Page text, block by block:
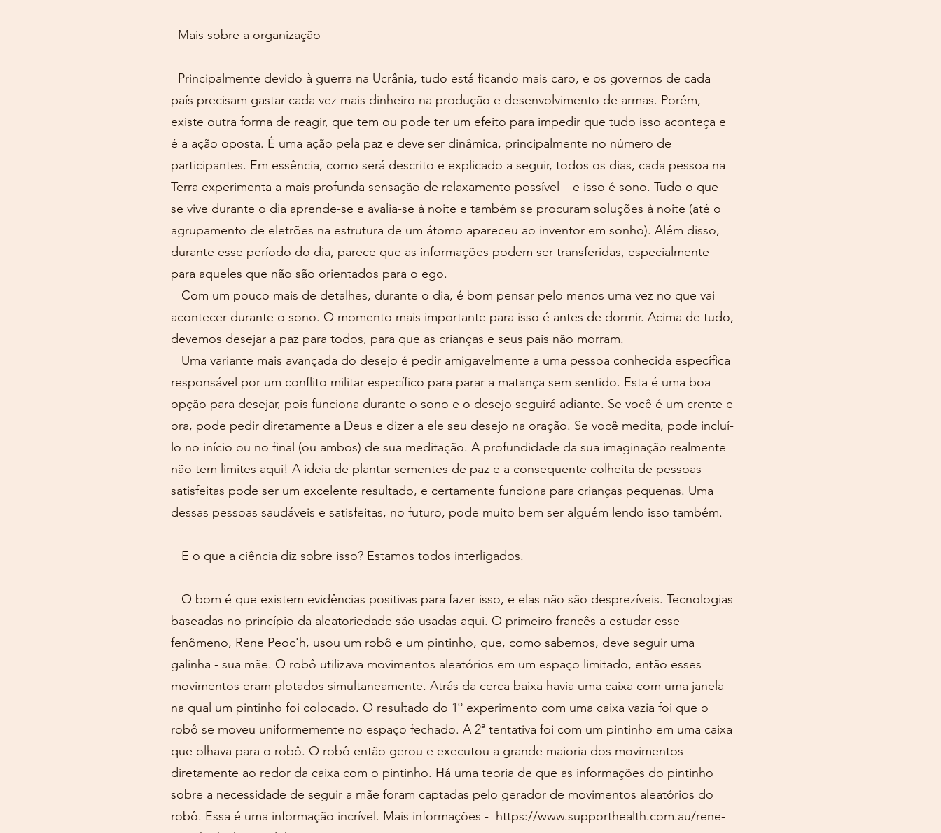
Mais sobre a organização
Principalmente devido à guerra na Ucrânia, tudo está ficando mais caro, e os governos de cada
país precisam gastar cada vez mais dinheiro na produção e desenvolvimento de armas. Porém,
existe outra forma de reagir, que tem ou pode ter um efeito para impedir que tudo isso aconteça e
é a ação oposta. É uma ação pela paz e deve ser dinâmica, principalmente no número de
participantes. Em essência, como será descrito e explicado a seguir, todos os dias, cada pessoa na
Terra experimenta a mais profunda sensação de relaxamento possível – e isso é sono. Tudo o que
se vive durante o dia aprende-se e avalia-se à noite e também se procuram soluções à noite (até o
agrupamento de eletrões na estrutura de um átomo apareceu ao inventor em sonho). Além disso,
durante esse período do dia, parece que as informações podem ser transferidas, especialmente
para aqueles que não são orientados para o ego.
Com um pouco mais de detalhes, durante o dia, é bom pensar pelo menos uma vez no que vai
acontecer durante o sono. O momento mais importante para isso é antes de dormir. Acima de tudo,
devemos desejar a paz para todos, para que as crianças e seus pais não morram.
Uma variante mais avançada do desejo é pedir amigavelmente a uma pessoa conhecida específica
responsável por um conflito militar específico para parar a matança sem sentido. Esta é uma boa
opção para desejar, pois funciona durante o sono e o desejo seguirá adiante. Se você é um crente e
ora, pode pedir diretamente a Deus e dizer a ele seu desejo na oração. Se você medita, pode incluí-
lo no início ou no final (ou ambos) de sua meditação. A profundidade da sua imaginação realmente
não tem limites aqui! A ideia de plantar sementes de paz e a consequente colheita de pessoas
satisfeitas pode ser um excelente resultado, e certamente funciona para crianças pequenas. Uma
dessas pessoas saudáveis e satisfeitas, no futuro, pode muito bem ser alguém lendo isso também.
E o que a ciência diz sobre isso? Estamos todos interligados.
O bom é que existem evidências positivas para fazer isso, e elas não são desprezíveis. Tecnologias
baseadas no princípio da aleatoriedade são usadas aqui. O primeiro francês a estudar esse
fenômeno, Rene Peoc'h, usou um robô e um pintinho, que, como sabemos, deve seguir uma
galinha - sua mãe. O robô utilizava movimentos aleatórios em um espaço limitado, então esses
movimentos eram plotados simultaneamente. Atrás da cerca baixa havia uma caixa com uma janela
na qual um pintinho foi colocado. O resultado do 1º experimento com uma caixa vazia foi que o
robô se moveu uniformemente no espaço fechado. A 2ª tentativa foi com um pintinho em uma caixa
que olhava para o robô. O robô então gerou e executou a grande maioria dos movimentos
diretamente ao redor da caixa com o pintinho. Há uma teoria de que as informações do pintinho
sobre a necessidade de seguir a mãe foram captadas pelo gerador de movimentos aleatórios do
robô. Essa é uma informação incrível. Mais informações - https://www.supporthealth.com.au/rene-